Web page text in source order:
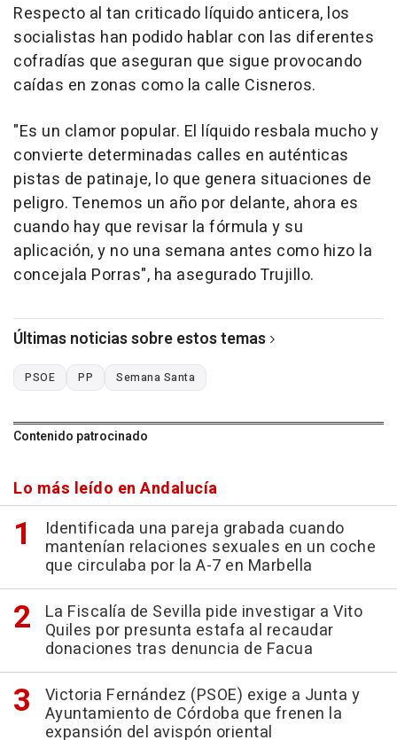
Respecto al tan criticado líquido anticera, los
socialistas han podido hablar con las diferentes
cofradías que aseguran que sigue provocando
caídas en zonas como la calle Cisneros.
"Es un clamor popular. El líquido resbala mucho y
convierte determinadas calles en auténticas
pistas de patinaje, lo que genera situaciones de
peligro. Tenemos un año por delante, ahora es
cuando hay que revisar la fórmula y su
aplicación, y no una semana antes como hizo la
concejala Porras", ha asegurado Trujillo.
Últimas noticias sobre estos temas
PSOE PP Semana Santa
Contenido patrocinado
Lo más leído en Andalucía
Identificada una pareja grabada cuando
mantenían relaciones sexuales en un coche
que circulaba por la A-7 en Marbella
La Fiscalía de Sevilla pide investigar a Vito
Quiles por presunta estafa al recaudar
donaciones tras denuncia de Facua
Victoria Fernández (PSOE) exige a Junta y
Ayuntamiento de Córdoba que frenen la
expansión del avispón oriental